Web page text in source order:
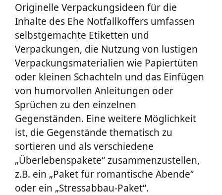
Originelle Verpackungsideen für die
Inhalte des Ehe Notfallkoffers umfassen
selbstgemachte Etiketten und
Verpackungen, die Nutzung von lustigen
Verpackungsmaterialien wie Papiertüten
oder kleinen Schachteln und das Einfügen
von humorvollen Anleitungen oder
Sprüchen zu den einzelnen
Gegenständen. Eine weitere Möglichkeit
ist, die Gegenstände thematisch zu
sortieren und als verschiedene
„Überlebenspakete“ zusammenzustellen,
z.B. ein „Paket für romantische Abende“
oder ein „Stressabbau-Paket“.